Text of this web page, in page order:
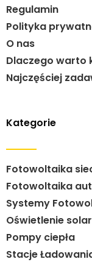
Regulamin
Polityka
O nas
Dlaczego warto
Najczęściej
Kategorie
Fotowoltaika
Fotowoltaika
Systemy
Oświetlenie
Pompy ciepła
Stacje